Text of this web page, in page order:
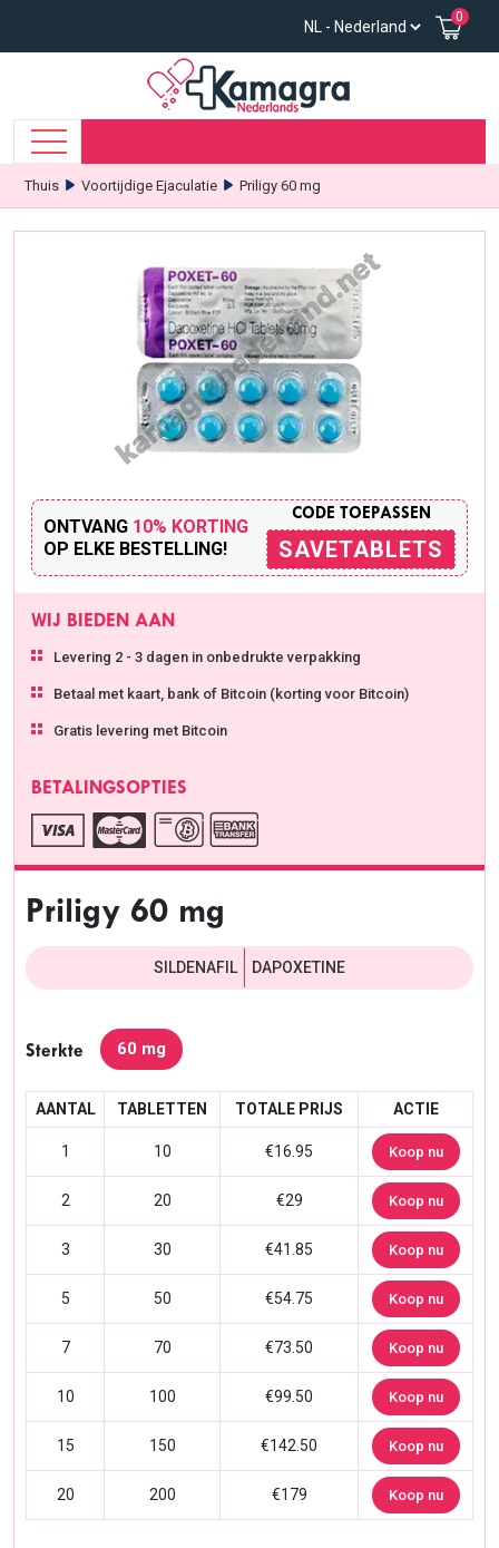
0
Thuis Voortijdige Ejaculatie Priligy 60 mg
ONTVANG 10% KORTING
OP ELKE BESTELLING!
CODE TOEPASSEN
SAVETABLETS
WIJ BIEDEN AAN
Levering 2 - 3 dagen in onbedrukte verpakking
Betaal met kaart, bank of Bitcoin (korting voor Bitcoin)
Gratis levering met Bitcoin
BETALINGSOPTIES
Priligy 60 mg
SILDENAFIL DAPOXETINE
Sterkte 60 mg
AANTAL TABLETTEN TOTALE PRIJS ACTIE
1 10 €16.95 Koop nu
2 20 €29 Koop nu
3 30 €41.85 Koop nu
5 50 €54.75 Koop nu
7 70 €73.50 Koop nu
10 100 €99.50 Koop nu
15 150 €142.50 Koop nu
20 200 €179 Koop nu